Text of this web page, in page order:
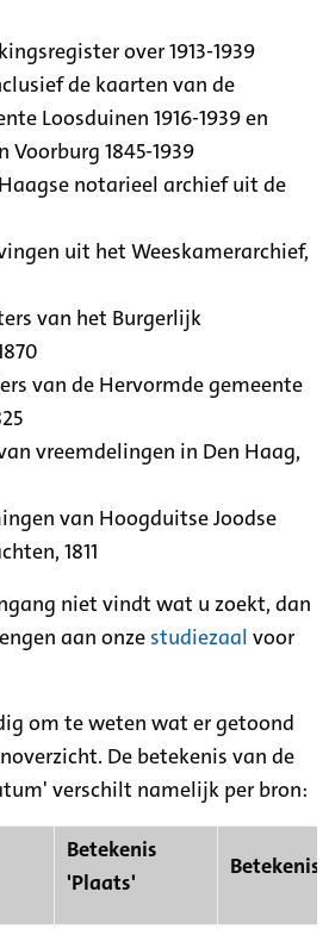
over 1913-1939
de kaarten van de
Loosduinen 1916-1939 en
Voorburg 1845-1939
notarieel archief uit de
uit het Weeskamerarchief,
van het Burgerlijk
van de Hervormde gemeente
vreemdelingen in Den Haag,
van Hoogduitse Joodse
1811
niet vindt wat u zoekt, dan
aan onze studiezaal voor
om te weten wat er getoond
De betekenis van de
verschilt namelijk per bron:
Betekenis
'Plaats'